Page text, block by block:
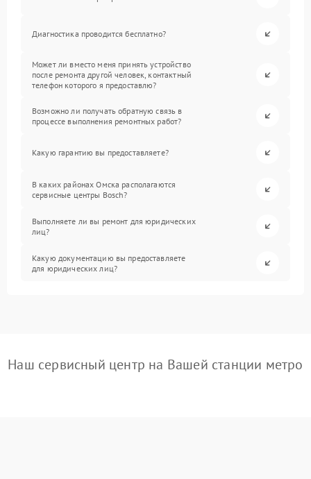
Диагностика проводится бесплатно?
Может ли вместо меня принять устройство
после ремонта другой человек, контактный
телефон которого я предоставлю?
Возможно ли получать обратную связь в
процессе выполнения ремонтных работ?
Какую гарантию вы предоставляете?
В каких районах Омска располагаются
сервисные центры Bosch?
Выполняете ли вы ремонт для юридических
лиц?
Какую документацию вы предоставляете
для юридических лиц?
Наш сервисный центр на Вашей станции метро